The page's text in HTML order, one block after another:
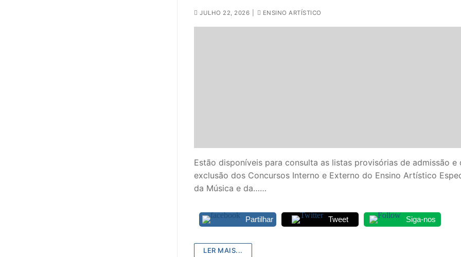
JULHO 22, 2026 ENSINO ARTÍSTICO
Estão disponíveis para consulta as listas provisórias de admissão e
exclusão dos Concursos Interno e Externo do Ensino Artístico
da Música e da……
Partilhar Tweet Siga-nos
LER MAIS...